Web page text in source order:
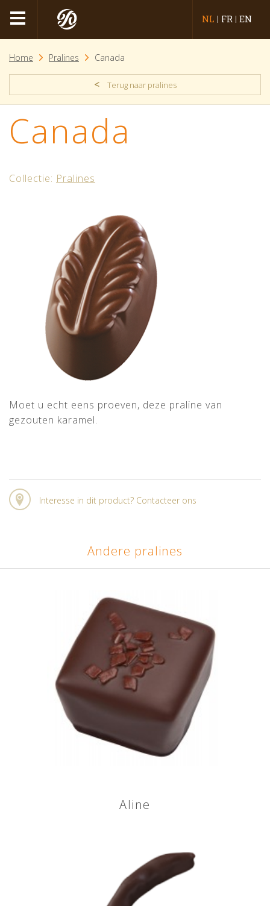
NL FR EN
Home Pralines Canada
< Terug naar pralines
Canada
Collectie: Pralines
Moet u echt eens proeven, deze praline van
gezouten karamel.
Interesse in dit product? Contacteer ons
Andere pralines
Aline